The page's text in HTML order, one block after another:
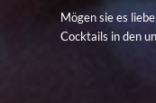
Mögen sie es
Cocktails in den